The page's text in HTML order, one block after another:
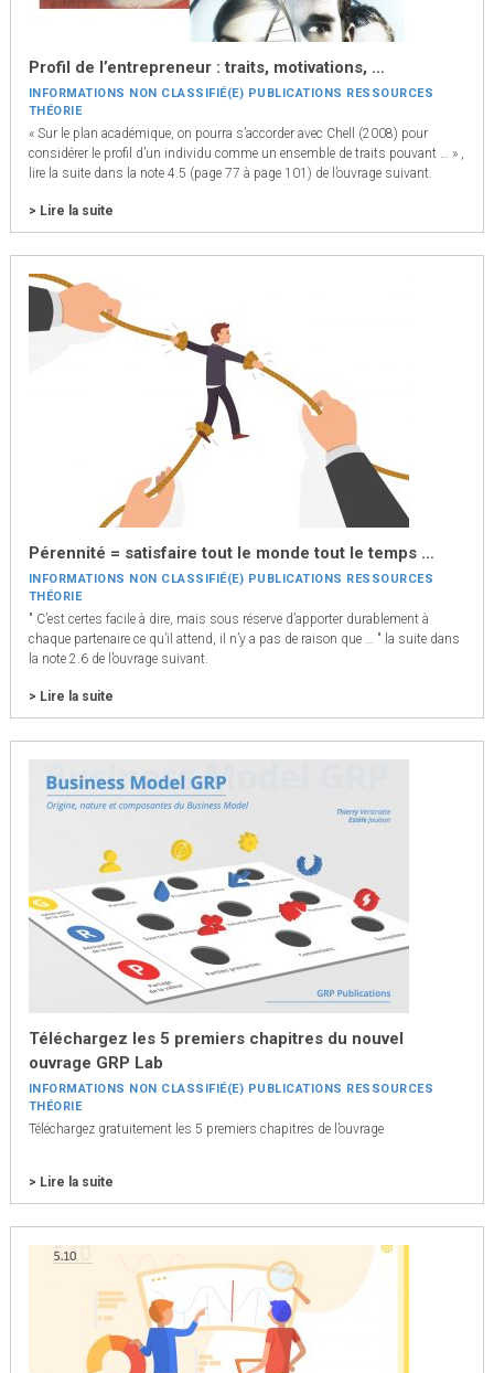
Profil de l’entrepreneur : traits, motivations, …
INFORMATIONS NON CLASSIFIÉ(E) PUBLICATIONS RESSOURCES
THÉORIE
« Sur le plan académique, on pourra s’accorder avec Chell (2008) pour
considérer le profil d’un individu comme un ensemble de traits pouvant … » ,
lire la suite dans la note 4.5 (page 77 à page 101) de l’ouvrage suivant.
> Lire la suite
Pérennité = satisfaire tout le monde tout le temps …
INFORMATIONS NON CLASSIFIÉ(E) PUBLICATIONS RESSOURCES
THÉORIE
" C’est certes facile à dire, mais sous réserve d’apporter durablement à
chaque partenaire ce qu’il attend, il n’y a pas de raison que … " la suite dans
la note 2.6 de l’ouvrage suivant.
> Lire la suite
Téléchargez les 5 premiers chapitres du nouvel
ouvrage GRP Lab
INFORMATIONS NON CLASSIFIÉ(E) PUBLICATIONS RESSOURCES
THÉORIE
Téléchargez gratuitement les 5 premiers chapitres de l’ouvrage
> Lire la suite